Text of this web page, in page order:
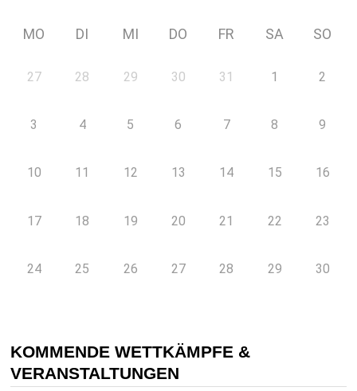
MO DI MI DO FR SA SO
27 28 29 30 31 1 2
3 4 5 6 7 8 9
10 11 12 13 14 15 16
17 18 19 20 21 22 23
24 25 26 27 28 29 30
KOMMENDE WETTKÄMPFE &
VERANSTALTUNGEN